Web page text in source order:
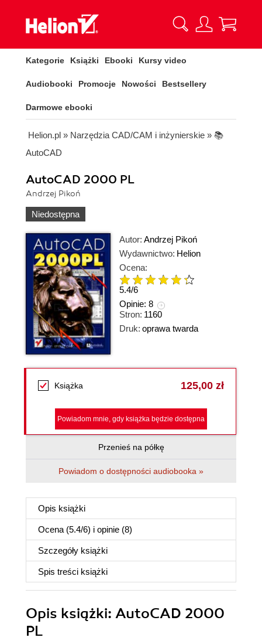
Kategorie Książki Ebooki Kursy video
Audiobooki Promocje Nowości Bestsellery
Darmowe ebooki
Helion.pl » Narzędzia CAD/CAM i inżynierskie » 📚
AutoCAD
AutoCAD 2000 PL
Andrzej Pikoń
Niedostępna
Autor: Andrzej Pikoń
Wydawnictwo: Helion
Ocena:
5.4/6
Opinie: 8
Stron: 1160
Druk: oprawa twarda
Książka 125,00 zł
Powiadom mnie, gdy książka będzie dostępna
Przenieś na półkę
Powiadom o dostępności audiobooka »
Opis książki
Ocena (5.4/6) i opinie (8)
Szczegóły książki
Spis treści książki
Opis książki: AutoCAD 2000
PL